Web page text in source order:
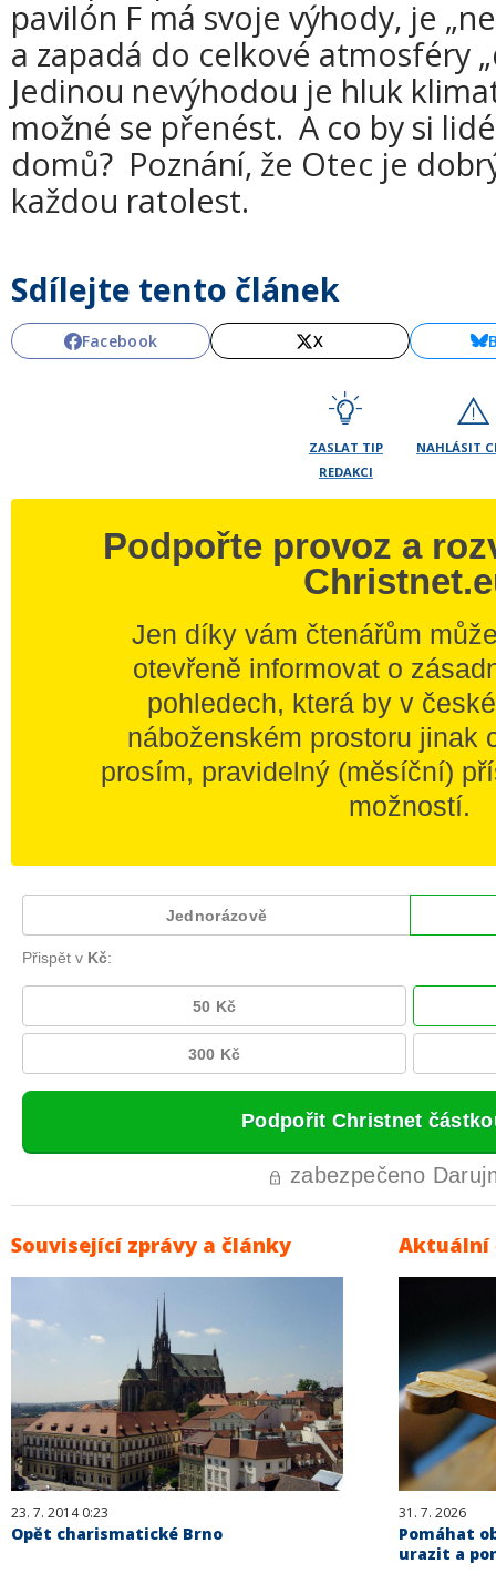
pavilón F má svoje výhody, je
a zapadá do celkové atmosféry
Jedinou nevýhodou je hluk
možné se přenést. A co by si
domů? Poznání, že Otec je
každou ratolest.
Sdílejte tento článek
Facebook X
ZASLAT TIP
REDAKCI
NAHLÁSIT
Související zprávy a články
23. 7. 2014 0:23
Opět charismatické Brno
Aktuální
31. 7. 2026
Pomáhat
urazit a